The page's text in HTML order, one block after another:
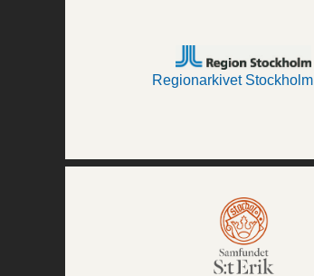
Regionarkivet Stockholm